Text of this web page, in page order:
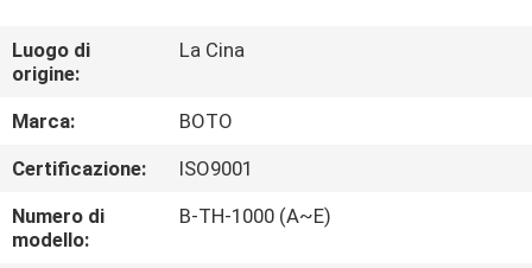
CIRCA
NOI
GIRO
DELLA
FABBRICA
Luogo di
origine:
La Cina
Marca:
BOTO
Certificazione:
ISO9001
Numero di
modello:
B-TH-1000 (A~E)